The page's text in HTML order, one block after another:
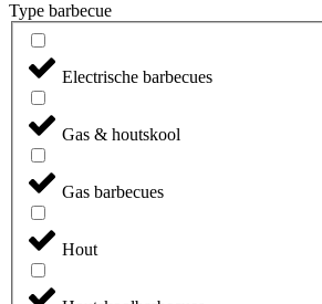
Type barbecue
Electrische barbecues
Gas & houtskool
Gas barbecues
Hout